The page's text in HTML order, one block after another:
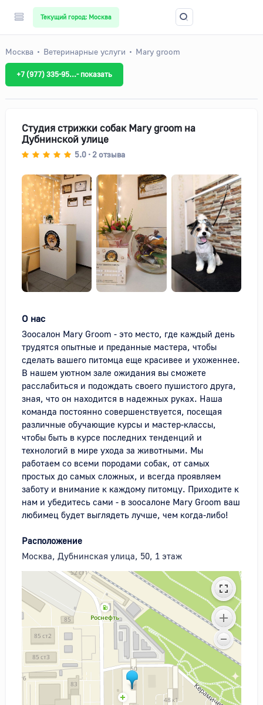
Текущий город: Москва
Москва Ветеринарные услуги Mary groom
+7 (977) 335-95...- показать
Студия стрижки собак Mary groom на
Дубнинской улице
5.0 • 2отзыва
О нас
Зоосалон Mary Groom - это место, где каждый день
трудятся опытные и преданные мастера, чтобы
сделать вашего питомца еще красивее и ухоженнее.
В нашем уютном зале ожидания вы сможете
расслабиться и подождать своего пушистого друга,
зная, что он находится в надежных руках. Наша
команда постоянно совершенствуется, посещая
различные обучающие курсы и мастер-классы,
чтобы быть в курсе последних тенденций и
технологий в мире ухода за животными. Мы
работаем со всеми породами собак, от самых
простых до самых сложных, и всегда проявляем
заботу и внимание к каждому питомцу. Приходите к
нам и убедитесь сами - в зоосалоне Mary Groom ваш
любимец будет выглядеть лучше, чем когда-либо!
Расположение
Москва, Дубнинская улица, 50, 1 этаж